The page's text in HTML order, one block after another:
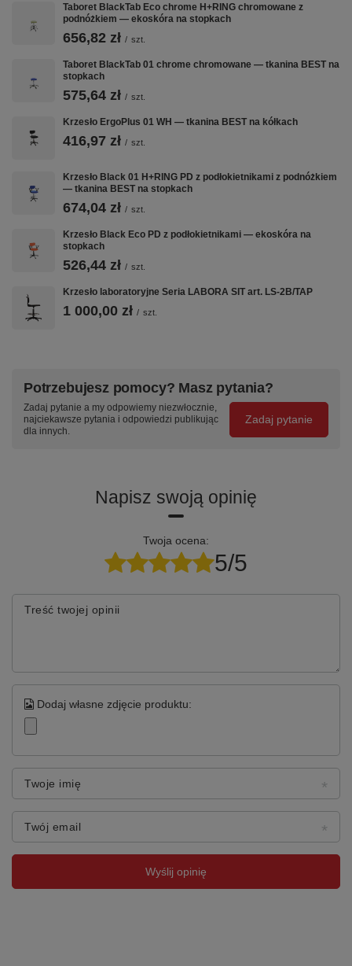
Taboret BlackTab Eco chrome H+RING chromowane z
podnóżkiem — ekoskóra na stopkach
656,82 zł / szt.
Taboret BlackTab 01 chrome chromowane — tkanina BEST na
stopkach
575,64 zł / szt.
Krzesło ErgoPlus 01 WH — tkanina BEST na kółkach
416,97 zł / szt.
Krzesło Black 01 H+RING PD z podłokietnikami z podnóżkiem
— tkanina BEST na stopkach
674,04 zł / szt.
Krzesło Black Eco PD z podłokietnikami — ekoskóra na
stopkach
526,44 zł / szt.
Krzesło laboratoryjne Seria LABORA SIT art. LS-2B/TAP
1 000,00 zł / szt.
Potrzebujesz pomocy? Masz pytania?
Zadaj pytanie a my odpowiemy niezwłocznie,
najciekawsze pytania i odpowiedzi publikując
dla innych.
Zadaj pytanie
Napisz swoją opinię
Twoja ocena:
5/5
Treść twojej opinii
Dodaj własne zdjęcie produktu:
Twoje imię
Twój email
Wyślij opinię